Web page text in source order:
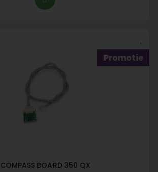
Promotie
COMPASS BOARD 350 QX